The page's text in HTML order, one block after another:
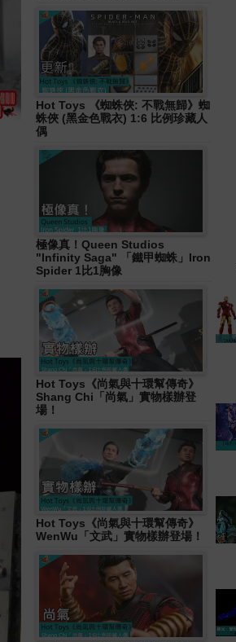
Hot Toys 《蜘蛛俠: 不戰無歸》蜘
蛛俠 (黑金色戰衣) 1:6 比例珍藏人
偶
極像真！Queen Studios
"Infinity Saga" 「鐵甲蜘蛛」Iron
Spider 1比1胸像
Hot Toys《尚氣與十環幫傳奇》
Shang Chi「尚氣」實物樣辦登
場！
Hot Toys《尚氣與十環幫傳奇》
WenWu「文武」實物樣辦登場！